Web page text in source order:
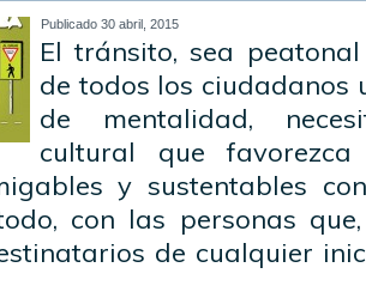
Publicado 30 abril, 2015
El tránsito, sea
de todos los ciudadanos
de mentalidad,
cultural que
y sustentables
con las personas
de cualquier